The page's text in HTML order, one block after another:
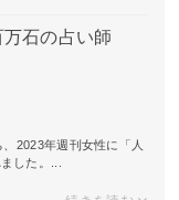
万石の占い師
2023年週刊女性に「人
した。...